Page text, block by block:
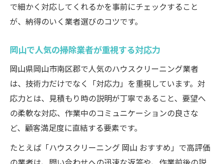
で細かく対応してくれるかを事前にチェックすること
が、納得のいく業者選びのコツです。
岡山で人気の掃除業者が重視する対応力
岡山県岡山市南区郡で人気のハウスクリーニング業者
は、技術力だけでなく「対応力」を重視しています。対
応力とは、見積もり時の説明が丁寧であること、要望へ
の柔軟な対応、作業中のコミュニケーションの良さな
ど、顧客満足度に直結する要素です。
たとえば「ハウスクリーニング 岡山 おすすめ」で高評価